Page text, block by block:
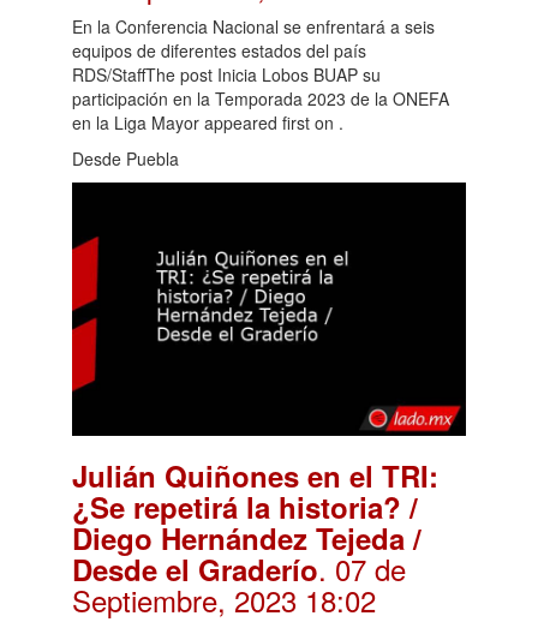
En la Conferencia Nacional se enfrentará a seis
equipos de diferentes estados del país
RDS/StaffThe post Inicia Lobos BUAP su
participación en la Temporada 2023 de la ONEFA
en la Liga Mayor appeared first on .
Desde Puebla
Julián Quiñones en el TRI:
¿Se repetirá la historia? /
Diego Hernández Tejeda /
Desde el Graderío. 07 de
Septiembre, 2023 18:02